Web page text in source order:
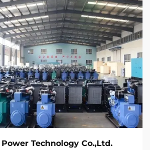
Technology Co.,Ltd.